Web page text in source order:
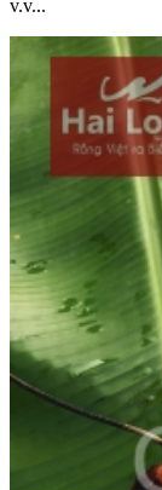
v.v...